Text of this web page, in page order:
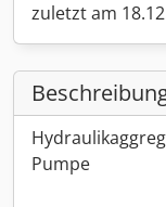
zuletzt am
Pumpe